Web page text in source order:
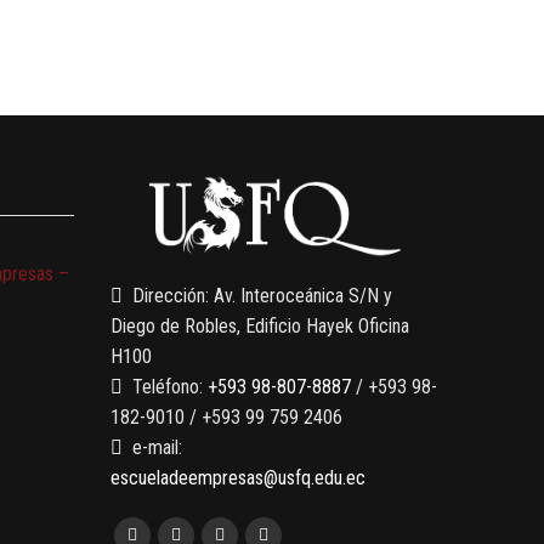
–
Dirección: Av. Interoceánica S/N y
Diego de Robles, Edificio Hayek Oficina
H100
Teléfono: +593 98-807-8887 / +593 98-
182-9010 / +593 99 759 2406
e-mail:
escueladeempresas@usfq.edu.ec